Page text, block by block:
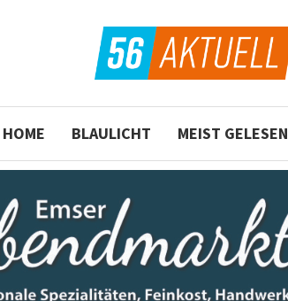
HOME BLAULICHT MEIST GELESEN